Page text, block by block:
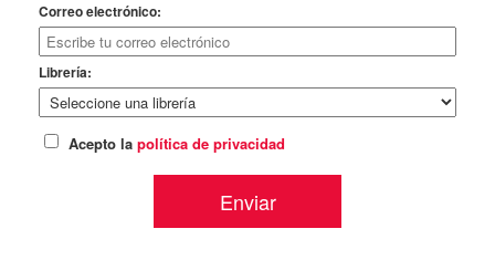
Correo electrónico:
Librería:
Acepto la política de privacidad